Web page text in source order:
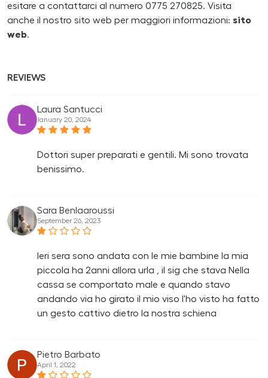
esitare a contattarci al numero 0775 270825. Visita
anche il nostro sito web per maggiori informazioni: sito
web.
REVIEWS
Laura Santucci
January 20, 2024
Dottori super preparati e gentili. Mi sono trovata
benissimo.
Sara Benlaaroussi
September 26, 2023
Ieri sera sono andata con le mie bambine la mia
piccola ha 2anni allora urla , il sig che stava Nella
cassa se comportato male e quando stavo
andando via ho girato il mio viso l'ho visto ha fatto
un gesto cattivo dietro la nostra schiena
Pietro Barbato
April 1, 2022